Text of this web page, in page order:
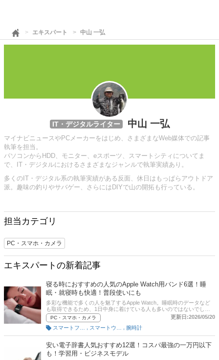
エキスパート 中山 一弘
IT・デジタルライター 中山 一弘
マイナビニュースやPCメーカーをはじめ、さまざまなWeb媒体での記事
執筆を担当。
パソコンからHDD、モニター、eスポーツ、スマートシティについてま
で、IT・デジタルにおけるさまざまなジャンルで執筆実績あり。
多くのIT・デジタル系の執筆実績がある反面、休日はもっぱらアウトドア
派。趣味の釣りやサバゲー、さらにはDIYで山の開拓も行っている。
担当カテゴリ
PC・スマホ・カメラ
エキスパートの新着記事
寝る時におすすめの人気のApple Watch用バンド6選！睡
眠・就寝時も快適！普段使いにも
多彩な機能で多くの人を魅了するApple Watch。睡眠時のデータなど
も取得できるため、1日中身に着けている人も多いのではないでしょ
うか。そこで気になるのは睡眠時も快適に装着できるApple Watch バ
ンドです。この記事では、寝る時におすすめのApple Watch バンドの
選び方とおすすめ商品を紹介します。ナイロンバンドやシリコンバン
ドなどを厳選！記事の後半には、比較一覧表や通販サイトの最新人気
ランキングもありますので、売れ筋や口コミをチェックしてみてくだ
さい。
PC・スマホ・カメラ
更新日:2026/05/20
腕時計
安い電子辞書人気おすすめ12選！コスパ最強の一万円以下
も！学習用・ビジネスモデル